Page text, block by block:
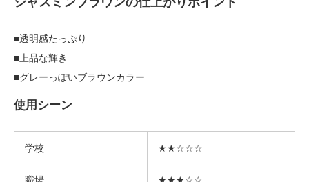
■透明感たっぷり
■上品な輝き
■グレーっぽいブラウンカラー
使用シーン
学校 ★★☆☆☆